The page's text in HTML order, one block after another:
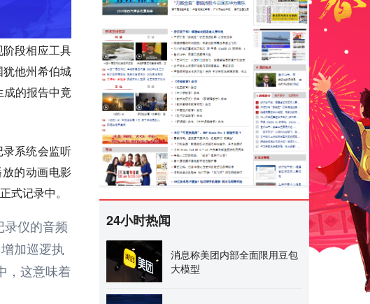
阶段相应工具
犹他州希伯城
成的报告中竟
录系统会监听
的动画电影
式记录中 。
仪的音频
加巡逻执
，这意味着
24小时热闻
消息称美团内部全面限用豆包
大模型